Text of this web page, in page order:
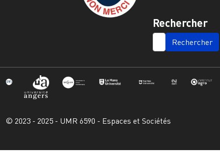
Rechercher
SEARCH
© 2023 - 2025 - UMR 6590 - Espaces et Sociétés